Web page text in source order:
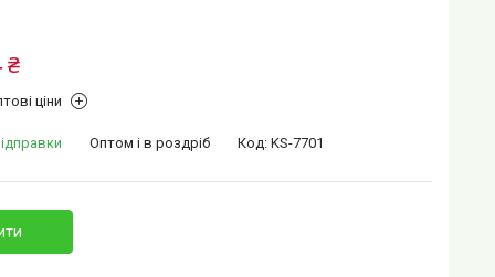
₴
ціни
Оптом і в роздріб Код: KS-7701